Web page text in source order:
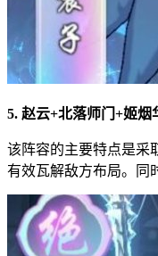
5. 赵云+北落师门+姬烟
该阵容的主要特点是采
有效瓦解敌方布局。同